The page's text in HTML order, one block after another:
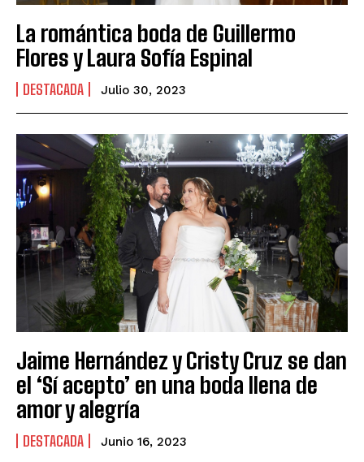
La romántica boda de Guillermo
Flores y Laura Sofía Espinal
DESTACADA Julio 30, 2023
Jaime Hernández y Cristy Cruz se dan
el ‘Sí acepto’ en una boda llena de
amor y alegría
DESTACADA Junio 16, 2023